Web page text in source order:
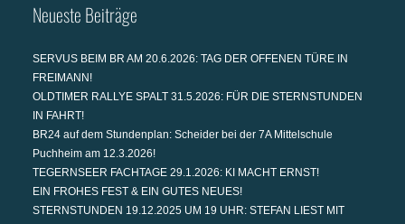
Neueste Beiträge
SERVUS BEIM BR AM 20.6.2026: TAG DER OFFENEN TÜRE IN
FREIMANN!
OLDTIMER RALLYE SPALT 31.5.2026: FÜR DIE STERNSTUNDEN
IN FAHRT!
BR24 auf dem Stundenplan: Scheider bei der 7A Mittelschule
Puchheim am 12.3.2026!
TEGERNSEER FACHTAGE 29.1.2026: KI MACHT ERNST!
EIN FROHES FEST & EIN GUTES NEUES!
STERNSTUNDEN 19.12.2025 UM 19 UHR: STEFAN LIEST MIT